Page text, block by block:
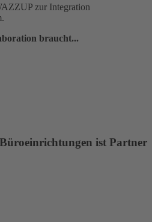
zur Integration
braucht...
ist Partner